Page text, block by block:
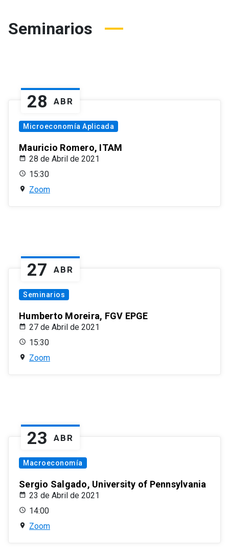
Seminarios
28 ABR
Microeconomía Aplicada
Mauricio Romero, ITAM
28 de Abril de 2021
15:30
Zoom
27 ABR
Seminarios
Humberto Moreira, FGV EPGE
27 de Abril de 2021
15:30
Zoom
23 ABR
Macroeconomía
Sergio Salgado, University of Pennsylvania
23 de Abril de 2021
14:00
Zoom